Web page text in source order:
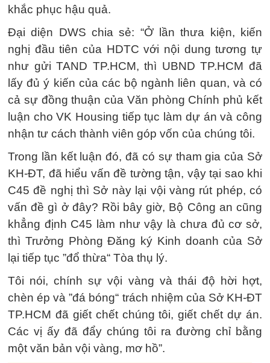
khắc phục hậu quả.
Đại diện DWS chia sẻ: “Ở lần thưa kiện, kiến
nghị đầu tiên của HDTC với nội dung tương tự
như gửi TAND TP.HCM, thì UBND TP.HCM đã
lấy đủ ý kiến của các bộ ngành liên quan, và có
cả sự đồng thuận của Văn phòng Chính phủ kết
luận cho VK Housing tiếp tục làm dự án và công
nhận tư cách thành viên góp vốn của chúng tôi.
Trong lần kết luận đó, đã có sự tham gia của Sở
KH-ĐT, đã hiểu vấn đề tường tận, vậy tại sao khi
C45 đề nghị thì Sở này lại vội vàng rút phép, có
vấn đề gì ở đây? Rồi bây giờ, Bộ Công an cũng
khẳng định C45 làm như vậy là chưa đủ cơ sở,
thì Trưởng Phòng Đăng ký Kinh doanh của Sở
lại tiếp tục ”đổ thừa“ Tòa thụ lý.
Tôi nói, chính sự vội vàng và thái độ hời hợt,
chèn ép và ”đá bóng“ trách nhiệm của Sở KH-ĐT
TP.HCM đã giết chết chúng tôi, giết chết dự án.
Các vị ấy đã đẩy chúng tôi ra đường chỉ bằng
một văn bản vội vàng, mơ hồ”.